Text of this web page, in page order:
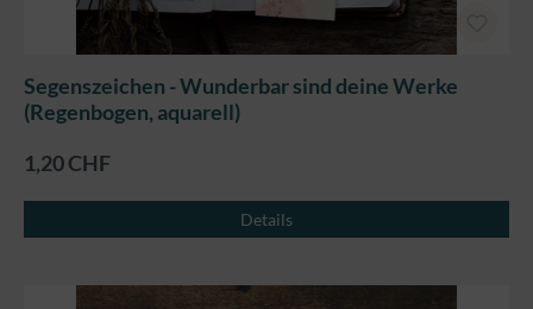
Segenszeichen - Wunderbar sind deine Werke
(Regenbogen, aquarell)
1,20 CHF
Details